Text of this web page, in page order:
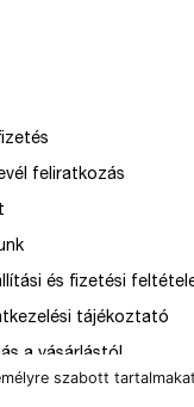
szabott
feliratkozás
és fizetési
tájékoztató
a vásárlástól